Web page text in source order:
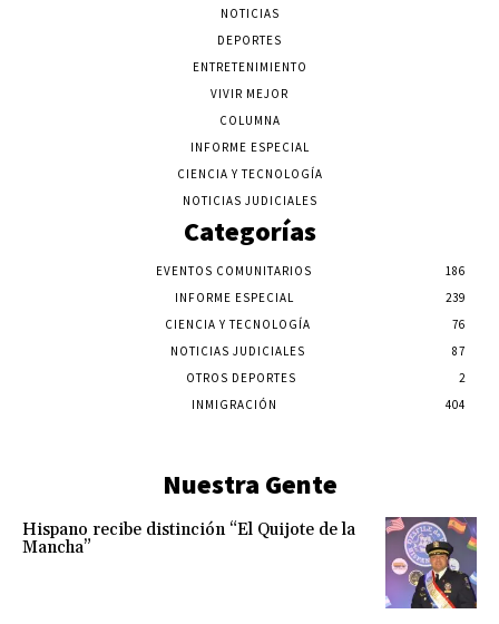
NOTICIAS
DEPORTES
ENTRETENIMIENTO
VIVIR MEJOR
COLUMNA
INFORME ESPECIAL
CIENCIA Y TECNOLOGÍA
NOTICIAS JUDICIALES
Categorías
EVENTOS COMUNITARIOS
186
INFORME ESPECIAL
239
CIENCIA Y TECNOLOGÍA
76
NOTICIAS JUDICIALES
87
OTROS DEPORTES
2
INMIGRACIÓN
404
Nuestra Gente
Hispano recibe distinción “El Quijote de la
Mancha”